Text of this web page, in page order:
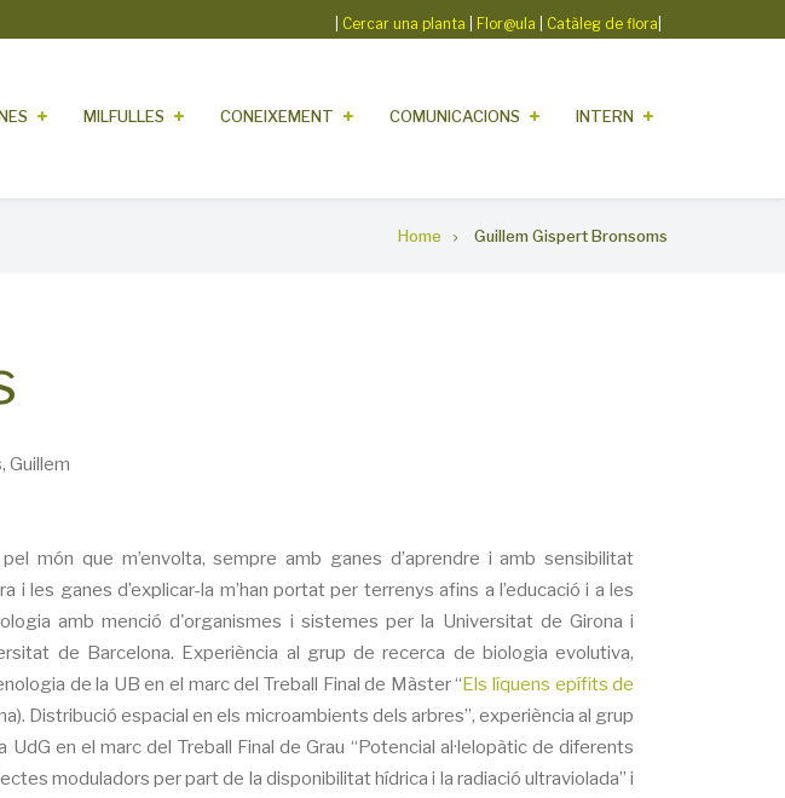
Cercar una planta Flor@ula Catàleg de flora
MILFULLES CONEIXEMENT COMUNICACIONS INTERN
Home Guillem Gispert Bronsoms
Guillem
món que m’envolta, sempre amb ganes d’aprendre i amb sensibilitat
i les ganes d’explicar-la m’han portat per terrenys afins a l’educació i a les
amb menció d'organismes i sistemes per la Universitat de Girona i
de Barcelona. Experiència al grup de recerca de biologia evolutiva,
de la UB en el marc del Treball Final de Màster “Els líquens epífits de
Distribució espacial en els microambients dels arbres”, experiència al grup
en el marc del Treball Final de Grau “Potencial al·lelopàtic de diferents
moduladors per part de la disponibilitat hídrica i la radiació ultraviolada” i